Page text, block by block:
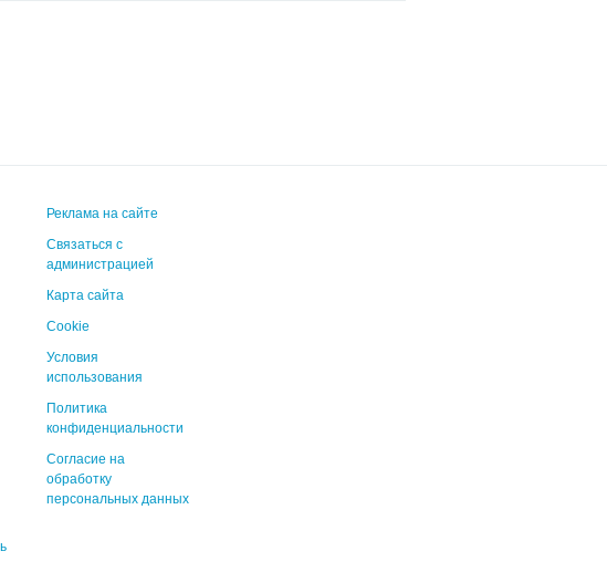
Реклама на сайте
Связаться с
администрацией
Карта сайта
Cookie
Условия
использования
Политика
конфиденциальности
Согласие на
обработку
персональных данных